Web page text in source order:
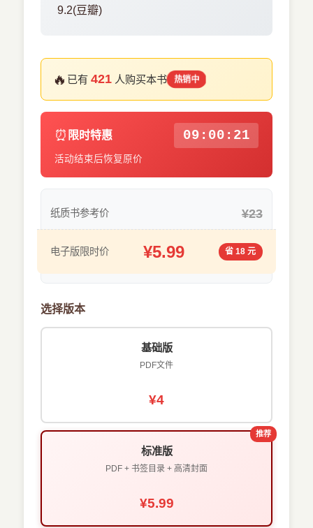
9.2(豆瓣)
🔥 已有421 人购买本书 热销中
⏰ 限时特惠 09:00:21
活动结束后恢复原价
纸质书参考价 ¥23
电子版限时价 ¥5.99 省 18 元
选择版本
基础版
PDF文件
¥4
推荐
标准版
PDF + 书签目录 + 高清封面
¥5.99